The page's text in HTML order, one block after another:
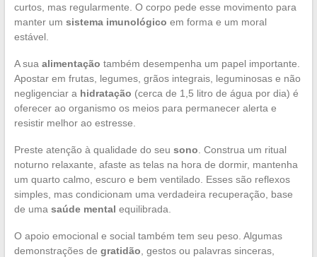
curtos, mas regularmente. O corpo pede esse movimento para
manter um sistema imunológico em forma e um moral
estável.
A sua alimentação também desempenha um papel importante.
Apostar em frutas, legumes, grãos integrais, leguminosas e não
negligenciar a hidratação (cerca de 1,5 litro de água por dia) é
oferecer ao organismo os meios para permanecer alerta e
resistir melhor ao estresse.
Preste atenção à qualidade do seu sono . Construa um ritual
noturno relaxante, afaste as telas na hora de dormir, mantenha
um quarto calmo, escuro e bem ventilado. Esses são reflexos
simples, mas condicionam uma verdadeira recuperação, base
de uma saúde mental equilibrada.
O apoio emocional e social também tem seu peso. Algumas
demonstrações de gratidão , gestos ou palavras sinceras,